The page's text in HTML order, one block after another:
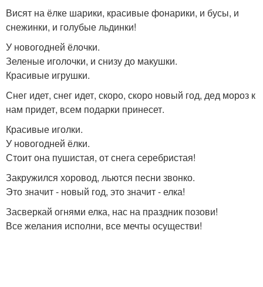
Висят на ёлке шарики, красивые фонарики, и бусы, и
снежинки, и голубые льдинки!
У новогодней ёлочки.
Зеленые иголочки, и снизу до макушки.
Красивые игрушки.
Снег идет, снег идет, скоро, скоро новый год, дед мороз к
нам придет, всем подарки принесет.
Красивые иголки.
У новогодней ёлки.
Стоит она пушистая, от снега серебристая!
Закружился хоровод, льются песни звонко.
Это значит - новый год, это значит - елка!
Засверкай огнями елка, нас на праздник позови!
Все желания исполни, все мечты осуществи!